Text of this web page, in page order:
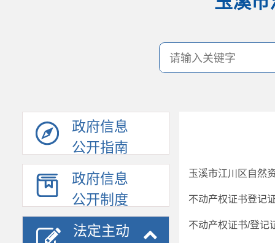
政府信息
公开指南
政府信息
公开制度
法定主动
不动产权证书登记
不动产权证书/登记